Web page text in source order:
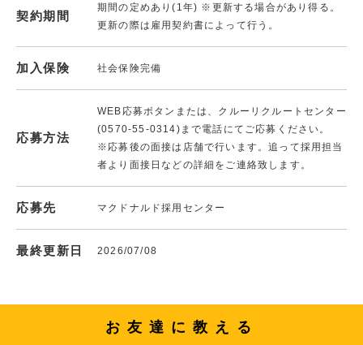
契約期間
期間の定めあり(1年) ※更新する場合があり得る。
更新の際は雇用契約書によって行う。
加入保険 社会保険完備
応募方法
WEB応募ボタンまたは、クルーリクルートセンター
(0570-55-0314)まで電話にてご応募ください。
※応募後の面接は店舗で行います。追って採用担当
者より面接日などの詳細をご連絡致します。
応募先 マクドナルド採用センター
最終更新日 2026/07/08
お友達に教える